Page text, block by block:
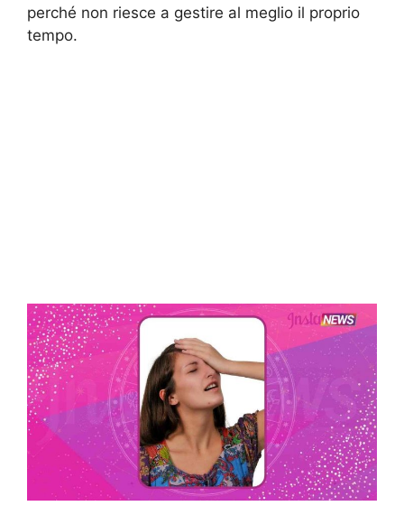
perché non riesce a gestire al meglio il proprio
tempo.